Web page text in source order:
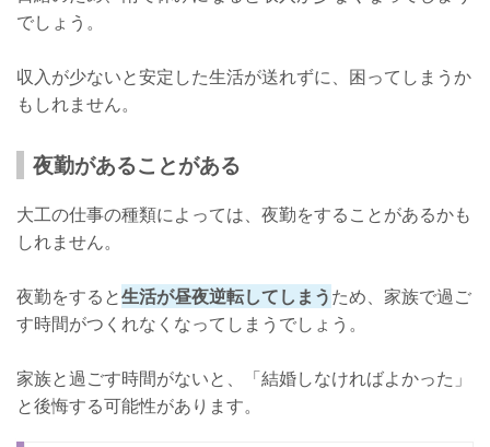
でしょう。
収入が少ないと安定した生活が送れずに、困ってしまうか
もしれません。
夜勤があることがある
大工の仕事の種類によっては、夜勤をすることがあるかも
しれません。
夜勤をすると生活が昼夜逆転してしまうため、家族で過ご
す時間がつくれなくなってしまうでしょう。
家族と過ごす時間がないと、「結婚しなければよかった」
と後悔する可能性があります。